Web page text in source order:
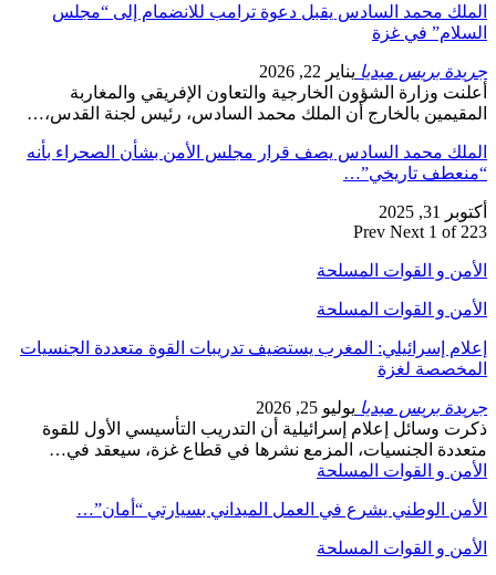
الملك محمد السادس يقبل دعوة ترامب للانضمام إلى “مجلس
السلام” في غزة
جريدة بريس ميديا يناير 22, 2026
أعلنت وزارة الشؤون الخارجية والتعاون الإفريقي والمغاربة
المقيمين بالخارج أن الملك محمد السادس، رئيس لجنة القدس،…
الملك محمد السادس يصف قرار مجلس الأمن بشأن الصحراء بأنه
“منعطف تاريخي”…
أكتوبر 31, 2025
Prev Next 1 of 223
الأمن و القوات المسلحة
الأمن و القوات المسلحة
إعلام إسرائيلي: المغرب يستضيف تدريبات القوة متعددة الجنسيات
المخصصة لغزة
جريدة بريس ميديا يوليو 25, 2026
ذكرت وسائل إعلام إسرائيلية أن التدريب التأسيسي الأول للقوة
متعددة الجنسيات، المزمع نشرها في قطاع غزة، سيعقد في…
الأمن و القوات المسلحة
الأمن الوطني يشرع في العمل الميداني بسيارتي “أمان”…
الأمن و القوات المسلحة